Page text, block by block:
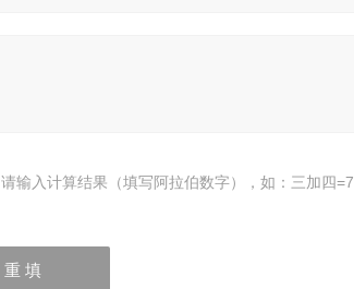
请输入计算结果（填写阿拉伯数字），如：三加四=7